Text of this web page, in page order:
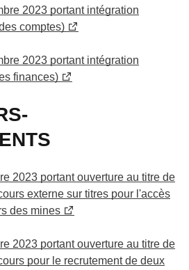
2023 portant intégration
comptes)
2023 portant intégration
finances)
2023 portant ouverture au titre de
externe sur titres pour l'accès
des mines
2023 portant ouverture au titre de
pour le recrutement de deux